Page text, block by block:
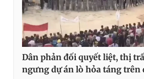
Dân phản đối quyết liệt, thị
ngưng dự án lò hỏa táng trên